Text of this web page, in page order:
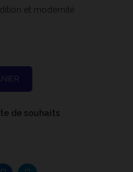
et modernité
de souhaits